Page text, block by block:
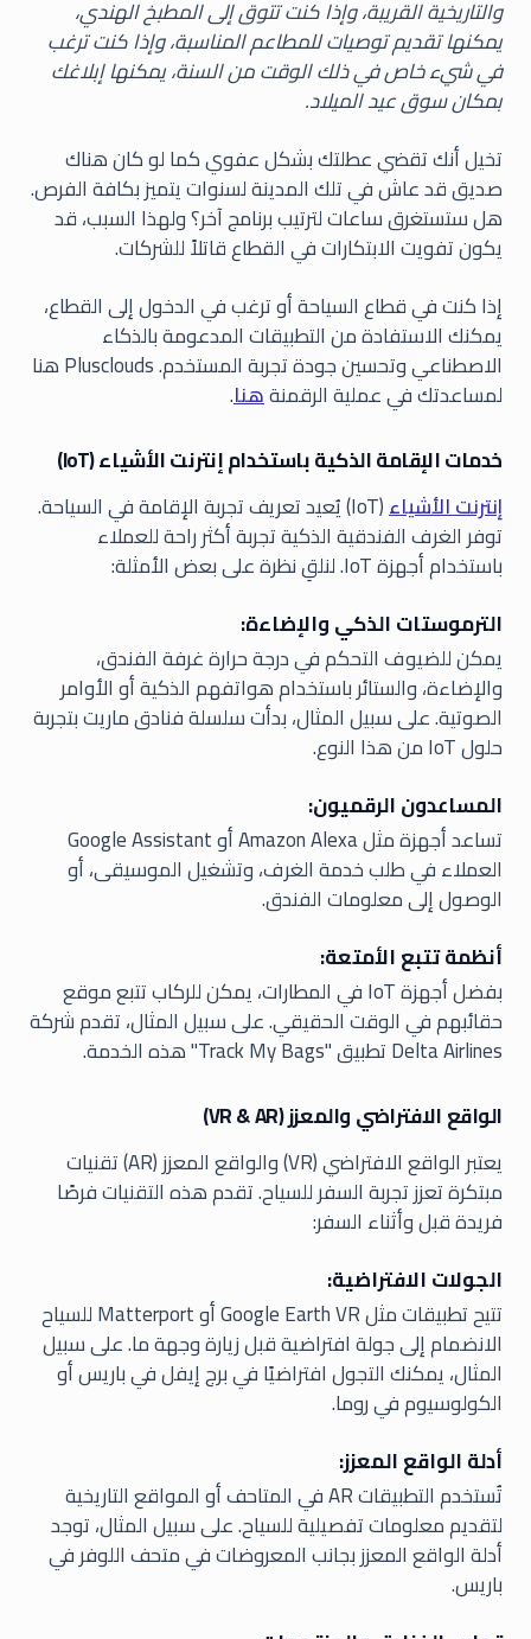
والتاريخية القريبة، وإذا كنت تتوق إلى المطبخ الهندي،
يمكنها تقديم توصيات للمطاعم المناسبة، وإذا كنت ترغب
في شيء خاص في ذلك الوقت من السنة، يمكنها إبلاغك
بمكان سوق عيد الميلاد.
تخيل أنك تقضي عطلتك بشكل عفوي كما لو كان هناك
صديق قد عاش في تلك المدينة لسنوات يتميز بكافة الفرص.
هل ستستغرق ساعات لترتيب برنامج آخر؟ ولهذا السبب، قد
يكون تفويت الابتكارات في القطاع قاتلاً للشركات.
إذا كنت في قطاع السياحة أو ترغب في الدخول إلى القطاع،
يمكنك الاستفادة من التطبيقات المدعومة بالذكاء
الاصطناعي وتحسين جودة تجربة المستخدم. Plusclouds هنا
لمساعدتك في عملية الرقمنةهنا.
خدمات الإقامة الذكية باستخدام إنترنت الأشياء (IoT)
إنترنت الأشياء
(IoT) يُعيد تعريف تجربة الإقامة في السياحة.
توفر الغرف الفندقية الذكية تجربة أكثر راحة للعملاء
باستخدام أجهزة IoT. لنلقِ نظرة على بعض الأمثلة:
الترموستات الذكي والإضاءة:
يمكن للضيوف التحكم في درجة حرارة غرفة الفندق،
والإضاءة، والستائر باستخدام هواتفهم الذكية أو الأوامر
الصوتية. على سبيل المثال، بدأت سلسلة فنادق ماريت بتجربة
حلول IoT من هذا النوع.
المساعدون الرقميون:
تساعد أجهزة مثل Amazon Alexa أو Google Assistant
العملاء في طلب خدمة الغرف، وتشغيل الموسيقى، أو
الوصول إلى معلومات الفندق.
أنظمة تتبع الأمتعة:
بفضل أجهزة IoT في المطارات، يمكن للركاب تتبع موقع
حقائبهم في الوقت الحقيقي. على سبيل المثال، تقدم شركة
Delta Airlines تطبيق "Track My Bags" هذه الخدمة.
الواقع الافتراضي والمعزز (VR & AR)
يعتبر الواقع الافتراضي (VR) والواقع المعزز (AR) تقنيات
مبتكرة تعزز تجربة السفر للسياح. تقدم هذه التقنيات فرصًا
فريدة قبل وأثناء السفر:
الجولات الافتراضية:
تتيح تطبيقات مثل Google Earth VR أو Matterport للسياح
الانضمام إلى جولة افتراضية قبل زيارة وجهة ما. على سبيل
المثال، يمكنك التجول افتراضيًا في برج إيفل في باريس أو
الكولوسيوم في روما.
أدلة الواقع المعزز:
تُستخدم التطبيقات AR في المتاحف أو المواقع التاريخية
لتقديم معلومات تفصيلية للسياح. على سبيل المثال، توجد
أدلة الواقع المعزز بجانب المعروضات في متحف اللوفر في
باريس.